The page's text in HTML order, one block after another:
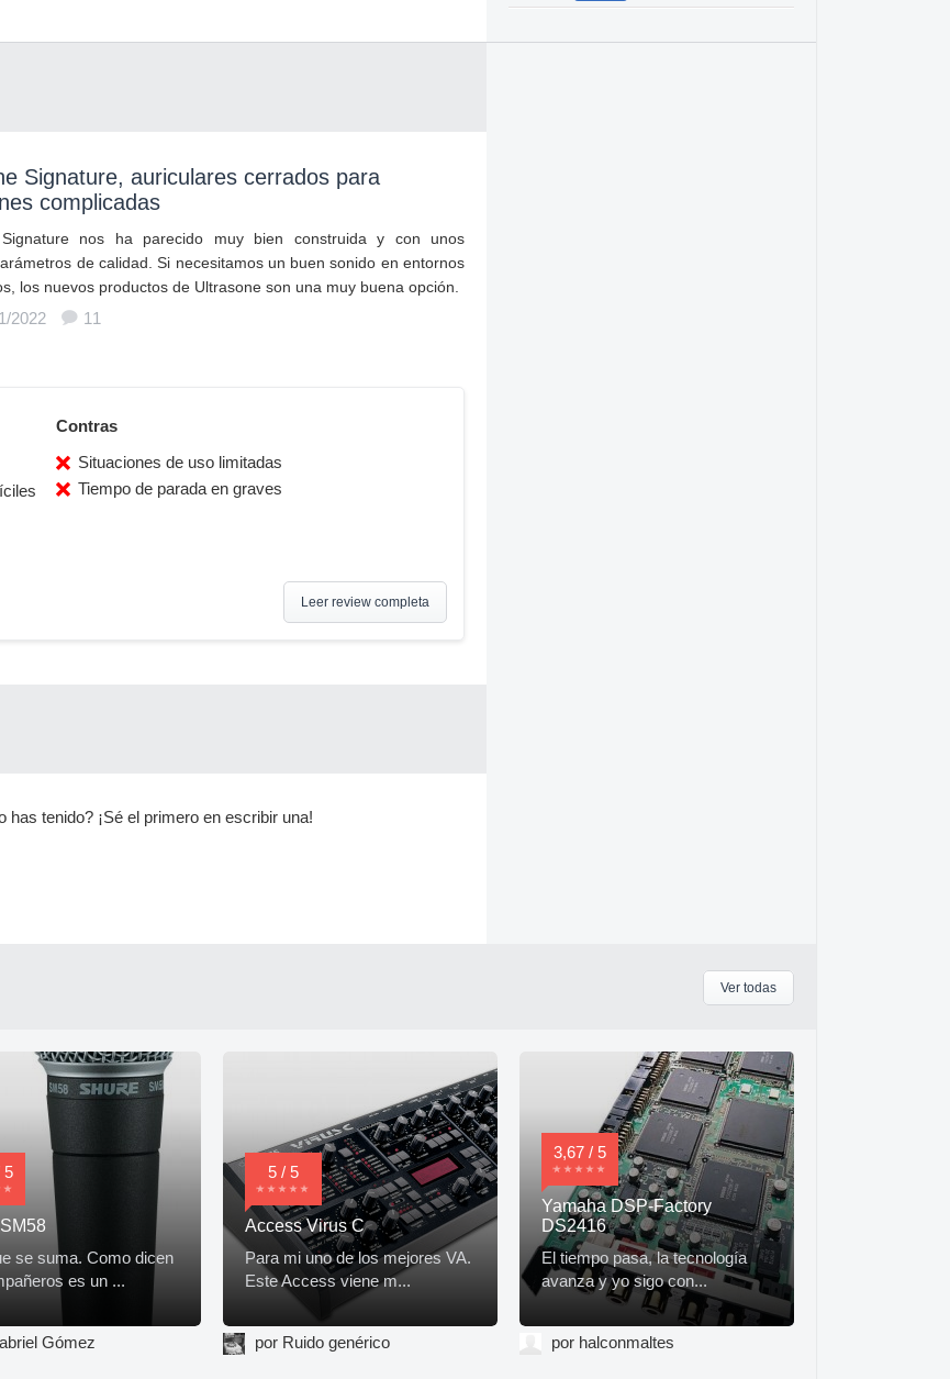
Signature, auriculares cerrados para
complicadas
nos ha parecido muy bien construida y con unos
de calidad. Si necesitamos un buen sonido en entornos
los nuevos productos de Ultrasone son una muy buena opción.
2022
11
Contras
Situaciones de uso limitadas
Tiempo de parada en graves
Leer review completa
tenido? ¡Sé el primero en escribir una!
Ver todas
5
se suma. Como dicen
es un ...
Gómez
5 / 5
Access Virus C
Para mi uno de los mejores VA.
Este Access viene m...
por Ruido genérico
3,67 / 5
Yamaha DSP-Factory
DS2416
El tiempo pasa, la tecnología
avanza y yo sigo con...
por halconmaltes